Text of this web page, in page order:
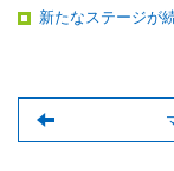
新たなステージが